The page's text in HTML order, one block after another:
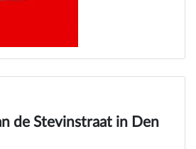
de Stevinstraat in Den